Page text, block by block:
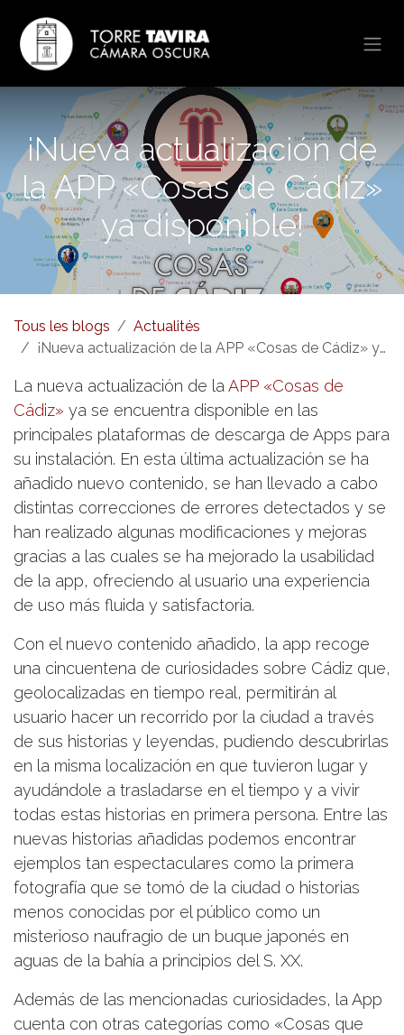
¡Nueva actualización de
la APP «Cosas de Cádiz»
ya disponible!
Tous les blogs
Actualités
¡Nueva actualización de la APP «Cosas de Cádiz» ya disponible!
La nueva actualización de la APP «Cosas de
Cádiz» ya se encuentra disponible en las
principales plataformas de descarga de Apps para
su instalación. En esta última actualización se ha
añadido nuevo contenido, se han llevado a cabo
distintas correcciones de errores detectados y se
han realizado algunas modificaciones y mejoras
gracias a las cuales se ha mejorado la usabilidad
de la app, ofreciendo al usuario una experiencia
de uso más fluida y satisfactoria.
Con el nuevo contenido añadido, la app recoge
una cincuentena de curiosidades sobre Cádiz que,
geolocalizadas en tiempo real, permitirán al
usuario hacer un recorrido por la ciudad a través
de sus historias y leyendas, pudiendo descubrirlas
en la misma localización en que tuvieron lugar y
ayudándole a trasladarse en el tiempo y a vivir
todas estas historias en primera persona. Entre las
nuevas historias añadidas podemos encontrar
ejemplos tan espectaculares como la primera
fotografía que se tomó de la ciudad o historias
menos conocidas por el público como un
misterioso naufragio de un buque japonés en
aguas de la bahía a principios del S. XX.
Además de las mencionadas curiosidades, la App
cuenta con otras categorías como «Cosas que